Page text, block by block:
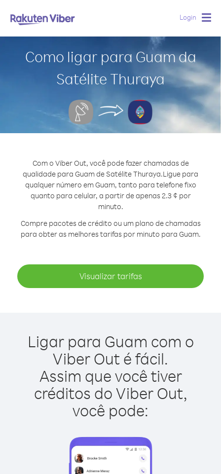
Login
Como ligar para Guam da
Satélite Thuraya
Com o Viber Out, você pode fazer chamadas de
qualidade para Guam de Satélite Thuraya.Ligue para
qualquer número em Guam, tanto para telefone fixo
quanto para celular, a partir de apenas 2.3 ¢ por
minuto.
Compre pacotes de crédito ou um plano de chamadas
para obter as melhores tarifas por minuto para Guam.
Visualizar tarifas
Ligar para Guam com o
Viber Out é fácil.
Assim que você tiver
créditos do Viber Out,
você pode: